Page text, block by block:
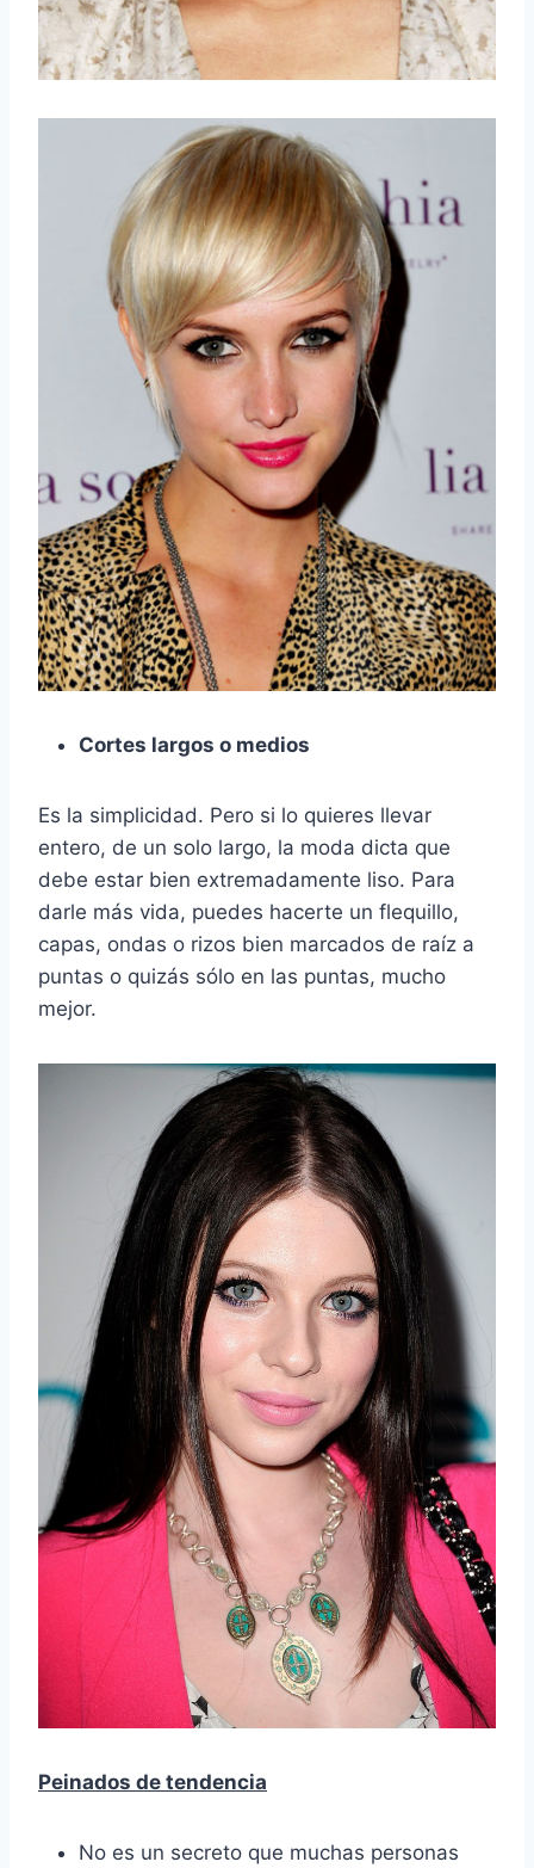
Cortes largos o medios
Es la simplicidad. Pero si lo quieres llevar
entero, de un solo largo, la moda dicta que
debe estar bien extremadamente liso. Para
darle más vida, puedes hacerte un flequillo,
capas, ondas o rizos bien marcados de raíz a
puntas o quizás sólo en las puntas, mucho
mejor.
Peinados de tendencia
No es un secreto que muchas personas